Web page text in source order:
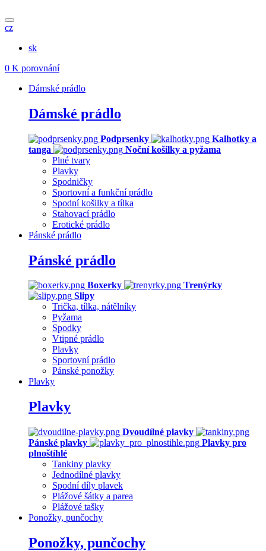
cz
sk
0 K porovnání
Dámské prádlo
Dámské prádlo
Podprsenky
Kalhotky a
tanga
Noční košilky a pyžama
Plné tvary
Plavky
Spodničky
Sportovní a funkční prádlo
Spodní košilky a tílka
Stahovací prádlo
Erotické prádlo
Pánské prádlo
Pánské prádlo
Boxerky
Trenýrky
Slipy
Trička, tílka, nátělníky
Pyžama
Spodky
Vtipné prádlo
Plavky
Sportovní prádlo
Pánské ponožky
Plavky
Plavky
Dvoudílné plavky
Pánské plavky
Plavky pro
plnoštíhlé
Tankiny plavky
Jednodílné plavky
Spodní díly plavek
Plážové šátky a parea
Plážové tašky
Ponožky, punčochy
Ponožky, punčochy